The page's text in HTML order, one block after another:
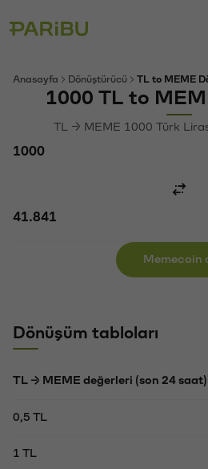
Anasayfa Dönüştürücü TL to MEME
1000 TL to
TL → MEME 1000 Türk
Memecoin
Dönüşüm tabloları
TL → MEME değerleri (son 24 saat)
0,5 TL
1 TL